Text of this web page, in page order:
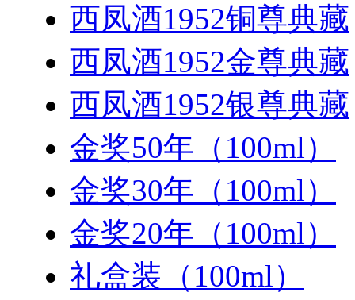
西凤酒1952铜尊典藏
西凤酒1952金尊典藏
西凤酒1952银尊典藏
金奖50年（100ml）
金奖30年（100ml）
金奖20年（100ml）
礼盒装（100ml）